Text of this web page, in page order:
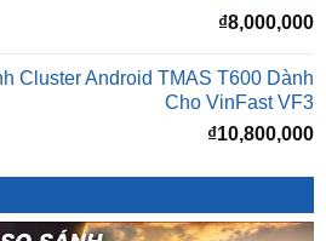
Cluster Android TMAS T600 Dành
₫10,800,000